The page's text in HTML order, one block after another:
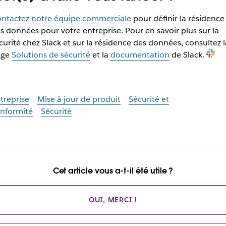
notre équipe commercialepour définir la résidence
données pour votre entreprise. Pour en savoir plus sur la
chez Slack et sur la résidence des données, consultez
Solutions de sécuritéet la documentation de Slack.
Mise à jour de produit
Sécurité et
Sécurité
Cet article vous a-t-il été utile ?
OUI, MERCI !